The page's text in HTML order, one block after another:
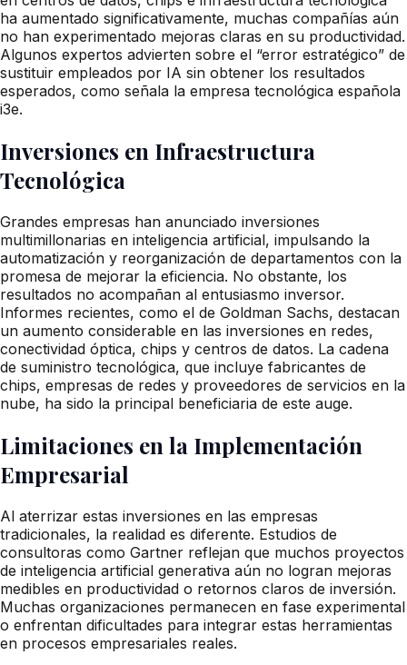
ha aumentado significativamente, muchas compañías aún
no han experimentado mejoras claras en su productividad.
Algunos expertos advierten sobre el “error estratégico” de
sustituir empleados por IA sin obtener los resultados
esperados, como señala la empresa tecnológica española
i3e.
Inversiones en Infraestructura
Tecnológica
Grandes empresas han anunciado inversiones
multimillonarias en inteligencia artificial, impulsando la
automatización y reorganización de departamentos con la
promesa de mejorar la eficiencia. No obstante, los
resultados no acompañan al entusiasmo inversor.
Informes recientes, como el de Goldman Sachs, destacan
un aumento considerable en las inversiones en redes,
conectividad óptica, chips y centros de datos. La cadena
de suministro tecnológica, que incluye fabricantes de
chips, empresas de redes y proveedores de servicios en la
nube, ha sido la principal beneficiaria de este auge.
Limitaciones en la Implementación
Empresarial
Al aterrizar estas inversiones en las empresas
tradicionales, la realidad es diferente. Estudios de
consultoras como Gartner reflejan que muchos proyectos
de inteligencia artificial generativa aún no logran mejoras
medibles en productividad o retornos claros de inversión.
Muchas organizaciones permanecen en fase experimental
o enfrentan dificultades para integrar estas herramientas
en procesos empresariales reales.